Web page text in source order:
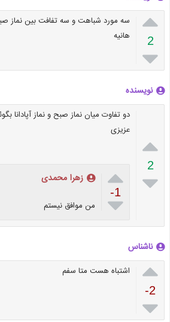

2

سه مورد شباهت و سه تفافت بین نماز
هانیه
نویسنده

2

دو تفاوت میان نماز صبح و نماز آپادانا
عزیزی

-1

زهرا محمدی
من موافق نیستم
ناشناس

-2

اشتباه هست متا سفم